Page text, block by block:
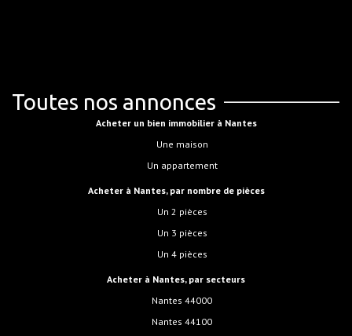
Toutes nos annonces
Acheter un bien immobilier à Nantes
Une maison
Un appartement
Acheter à Nantes, par nombre de pièces
Un 2 pièces
Un 3 pièces
Un 4 pièces
Acheter à Nantes, par secteurs
Nantes 44000
Nantes 44100